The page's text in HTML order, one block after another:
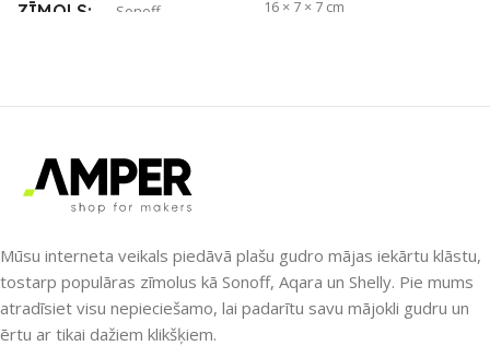
ZĪMOLS Sonoff
UZREIZ PIEEJAMAIS
1
16 × 7 × 7 cm
Bluetooth ,Wi-Fi
PIEEJAMS UZREIZ
Mūsu interneta veikals piedāvā plašu gudro mājas iekārtu klāstu,
tostarp populāras zīmolus kā Sonoff, Aqara un Shelly. Pie mums
atradīsiet visu nepieciešamo, lai padarītu savu mājokli gudru un
ērtu ar tikai dažiem klikšķiem.